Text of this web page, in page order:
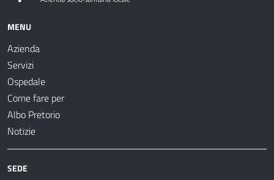
MENU
Azienda
Servizi
Ospedale
Come fare per
Albo Pretorio
Notizie
SEDE